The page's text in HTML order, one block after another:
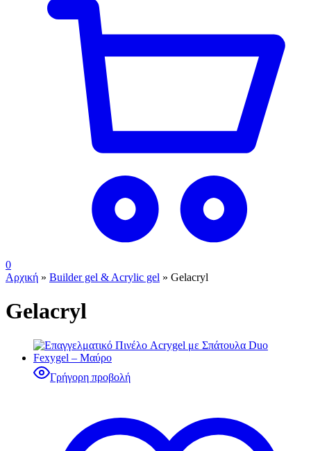
0
Αρχική » Builder gel & Acrylic gel » Gelacryl
Gelacryl
Γρήγορη προβολή